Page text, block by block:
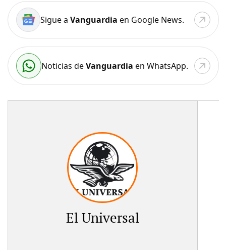
Sigue a Vanguardia en Google News.
Noticias deVanguardia en WhatsApp.
El Universal